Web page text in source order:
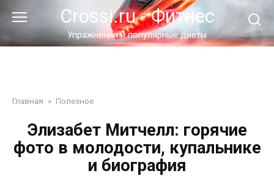
контенту
Crossi.ru - Фитнес
Упражнения и популярные диеты
Главная » Полезное
Элизабет Митчелл: горячие
фото в молодости, купальнике
и биография